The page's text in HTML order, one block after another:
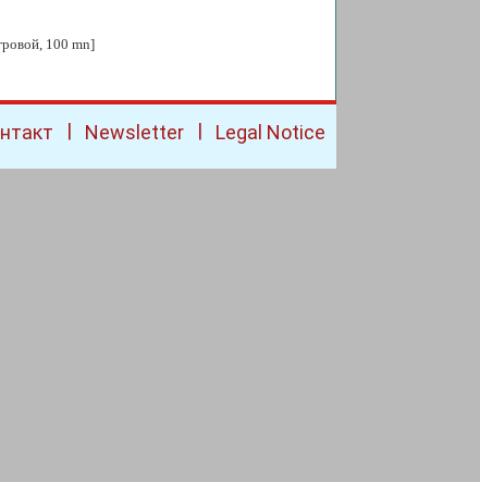
100 mn]
| Newsletter | Legal Notice